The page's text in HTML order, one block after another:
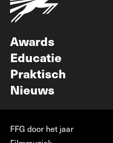
Awards
Educatie
Praktisch
Nieuws
FFG door het jaar